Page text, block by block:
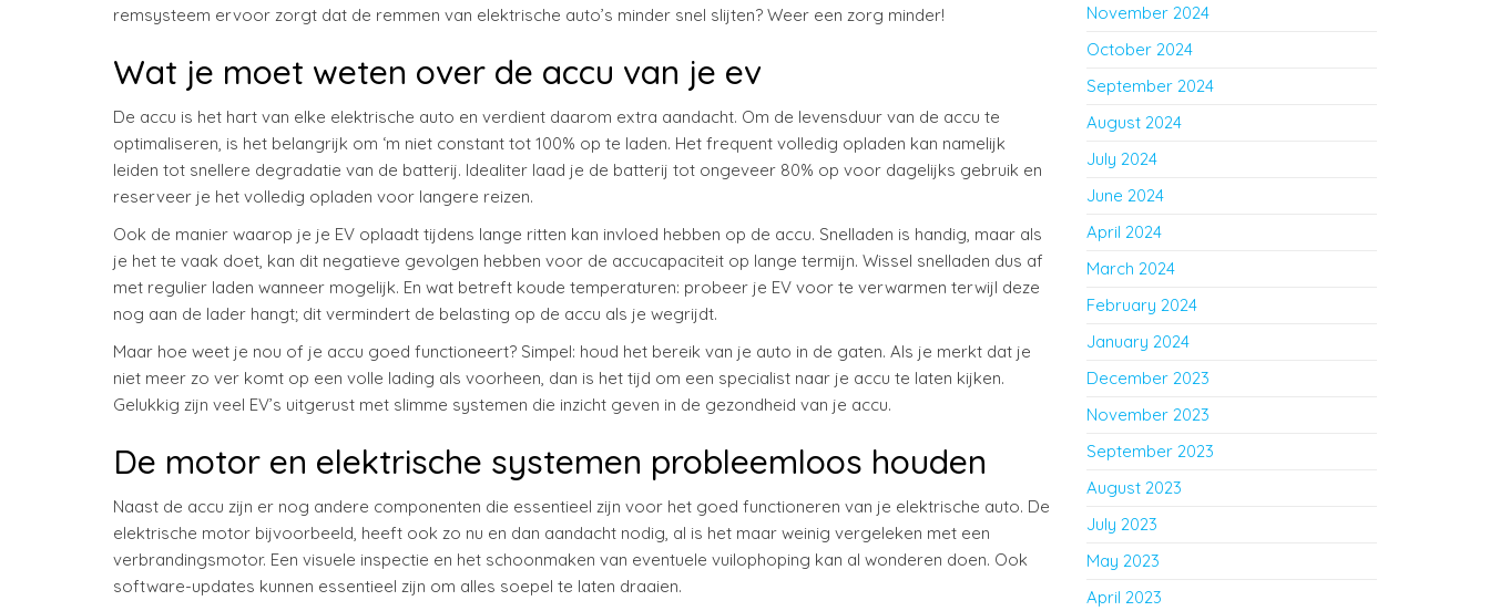
remsysteem ervoor zorgt dat de remmen van elektrische auto’s minder snel slijten? Weer een zorg minder!
Wat je moet weten over de accu van je ev
De accu is het hart van elke elektrische auto en verdient daarom extra aandacht. Om de levensduur van de accu te
optimaliseren, is het belangrijk om ‘m niet constant tot 100% op te laden. Het frequent volledig opladen kan namelijk
leiden tot snellere degradatie van de batterij. Idealiter laad je de batterij tot ongeveer 80% op voor dagelijks gebruik en
reserveer je het volledig opladen voor langere reizen.
Ook de manier waarop je je EV oplaadt tijdens lange ritten kan invloed hebben op de accu. Snelladen is handig, maar als
je het te vaak doet, kan dit negatieve gevolgen hebben voor de accucapaciteit op lange termijn. Wissel snelladen dus af
met regulier laden wanneer mogelijk. En wat betreft koude temperaturen: probeer je EV voor te verwarmen terwijl deze
nog aan de lader hangt; dit vermindert de belasting op de accu als je wegrijdt.
Maar hoe weet je nou of je accu goed functioneert? Simpel: houd het bereik van je auto in de gaten. Als je merkt dat je
niet meer zo ver komt op een volle lading als voorheen, dan is het tijd om een specialist naar je accu te laten kijken.
Gelukkig zijn veel EV’s uitgerust met slimme systemen die inzicht geven in de gezondheid van je accu.
De motor en elektrische systemen probleemloos houden
Naast de accu zijn er nog andere componenten die essentieel zijn voor het goed functioneren van je elektrische auto. De
elektrische motor bijvoorbeeld, heeft ook zo nu en dan aandacht nodig, al is het maar weinig vergeleken met een
verbrandingsmotor. Een visuele inspectie en het schoonmaken van eventuele vuilophoping kan al wonderen doen. Ook
software-updates kunnen essentieel zijn om alles soepel te laten draaien.
November 2024
October 2024
September 2024
August 2024
July 2024
June 2024
April 2024
March 2024
February 2024
January 2024
December 2023
November 2023
September 2023
August 2023
July 2023
May 2023
April 2023